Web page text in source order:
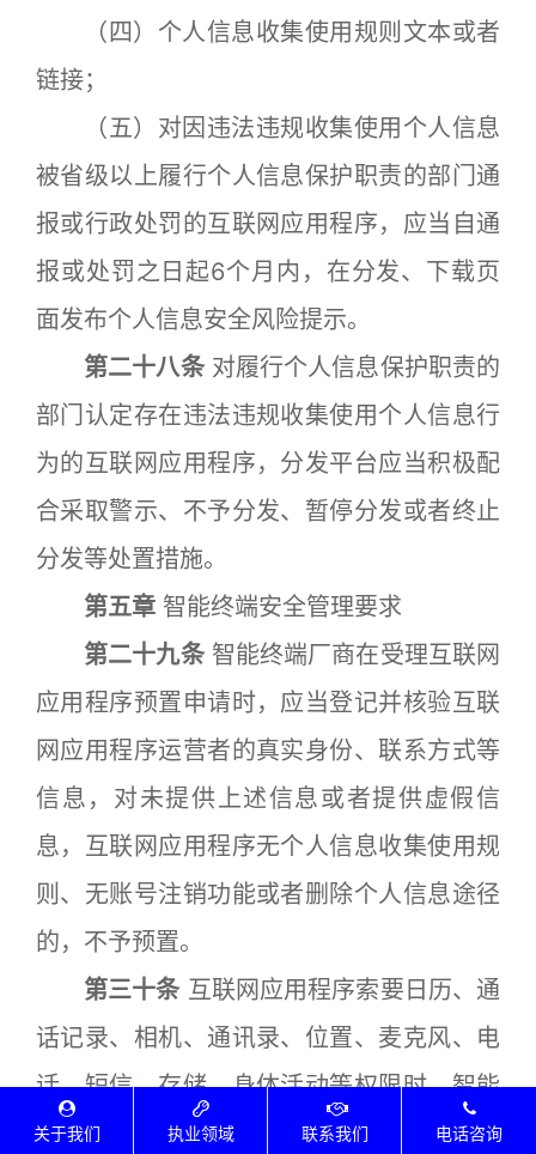
（四）个人信息收集使用规则文本或者
链接；
（五）对因违法违规收集使用个人信息
被省级以上履行个人信息保护职责的部门通
报或行政处罚的互联网应用程序，应当自通
报或处罚之日起6个月内，在分发、下载页
面发布个人信息安全风险提示。
第二十八条对履行个人信息保护职责的
部门认定存在违法违规收集使用个人信息行
为的互联网应用程序，分发平台应当积极配
合采取警示、不予分发、暂停分发或者终止
分发等处置措施。
第五章 智能终端安全管理要求
第二十九条智能终端厂商在受理互联网
应用程序预置申请时，应当登记并核验互联
网应用程序运营者的真实身份、联系方式等
信息，对未提供上述信息或者提供虚假信
息，互联网应用程序无个人信息收集使用规
则、无账号注销功能或者删除个人信息途径
的，不予预置。
第三十条 互联网应用程序索要日历、通
话记录、相机、通讯录、位置、麦克风、电
话、短信、存储、身体活动等权限时，智能
终端操作系统应弹窗征得用户同意，根据权
关于我们 执业领域 联系我们 电话咨询